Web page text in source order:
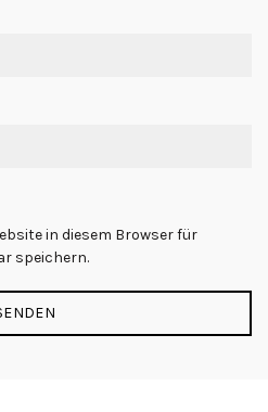
in diesem Browser für
speichern.